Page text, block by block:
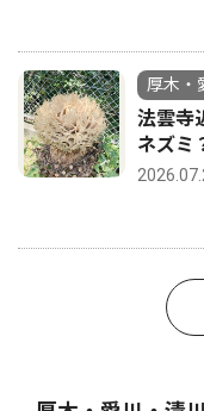
厚木・
法雲寺
ネズミ